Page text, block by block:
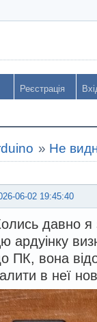
Реєстрація
» Не
06-02 19:45:40
давно
ардуінку
ПК, вона
в неї